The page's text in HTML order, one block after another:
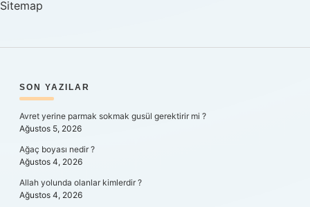
Sitemap
SIDEBAR
SON YAZILAR
Avret yerine parmak sokmak gusül gerektirir mi ?
Ağustos 5, 2026
Ağaç boyası nedir ?
Ağustos 4, 2026
Allah yolunda olanlar kimlerdir ?
Ağustos 4, 2026